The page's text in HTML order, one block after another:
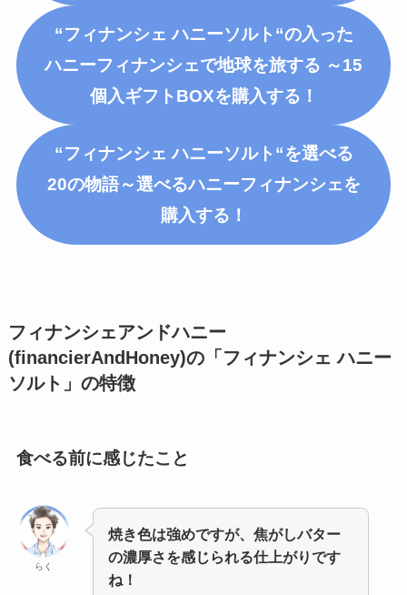
“フィナンシェ ハニーソルト“の入った
ハニーフィナンシェで地球を旅する ～15
個入ギフトBOXを購入する！
“フィナンシェ ハニーソルト“を選べる
20の物語～選べるハニーフィナンシェを
購入する！
フィナンシェアンドハニー
(financierAndHoney)の「フィナンシェ ハニー
ソルト 」 の特徴
食べる前に感じたこと
らく
焼き色は強めですが、焦がしバター
の濃厚さを感じられる仕上がりです
ね！